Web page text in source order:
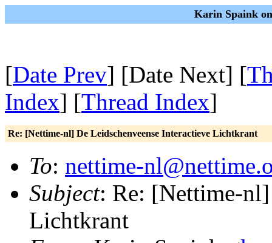
Karin Spaink
[Date Prev] [Date Next] [
Index] [Thread Index]
Re: [Nettime-nl] De Leidschenveense Interactieve Lichtkrant
To: nettime-
Subject: Re: [Nettime-nl]
Lichtkrant